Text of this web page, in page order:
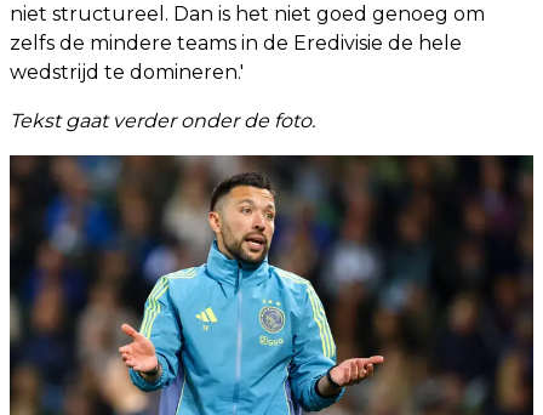
niet structureel. Dan is het niet goed genoeg om
zelfs de mindere teams in de Eredivisie de hele
wedstrijd te domineren.'
Tekst gaat verder onder de foto.